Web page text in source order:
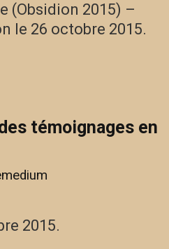
(Obsidion 2015) –
le 26 octobre 2015.
témoignages en
2015.